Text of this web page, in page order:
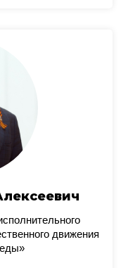
движения